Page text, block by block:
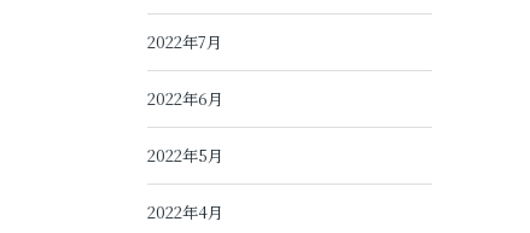
2022年7月
2022年6月
2022年5月
2022年4月